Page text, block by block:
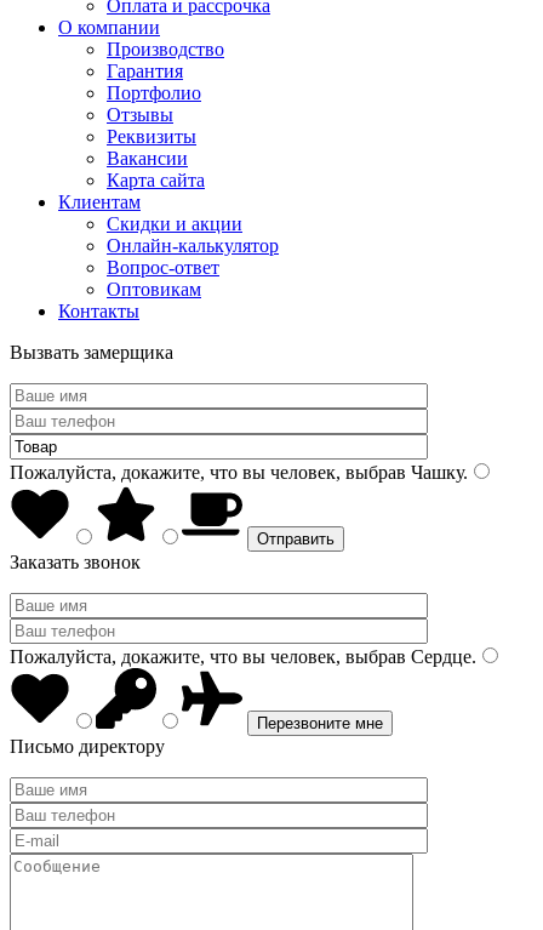
Оплата и рассрочка
О компании
Производство
Гарантия
Портфолио
Отзывы
Реквизиты
Вакансии
Карта сайта
Клиентам
Скидки и акции
Онлайн-калькулятор
Вопрос-ответ
Оптовикам
Контакты
Вызвать замерщика
Пожалуйста, докажите, что вы человек, выбрав Чашку.
Заказать звонок
Пожалуйста, докажите, что вы человек, выбрав Сердце.
Письмо директору